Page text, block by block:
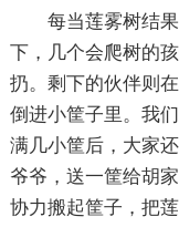
每当莲雾树结
下，几个会爬树的
扔。剩下的伙伴则
倒进小筐子里。我
满几小筐后，大家
爷爷，送一筐给胡
协力搬起筐子，把